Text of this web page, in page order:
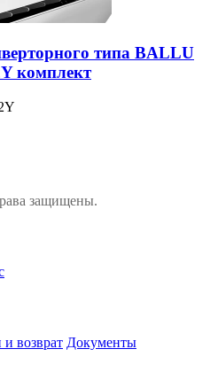
типа BALLU
комплект
защищены.
возврат Документы